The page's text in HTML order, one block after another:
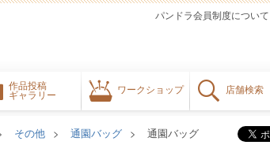
作品投稿
ギャラリー
ワークショップ 店舗検索
パンドラ会員制度について
その他 通園バッグ 通園バッグ